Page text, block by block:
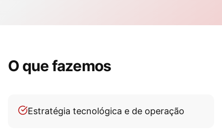
O que fazemos
Estratégia tecnológica e de operação